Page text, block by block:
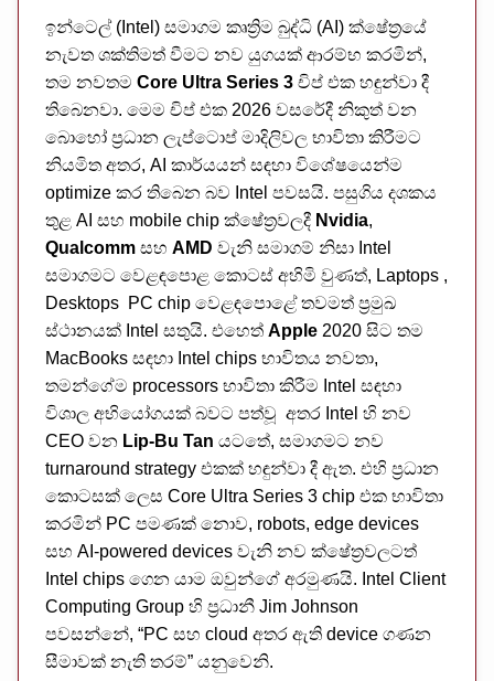
ඉන්ටෙල් (Intel) සමාගම කෘත්‍රිම බුද්ධි (AI) ක්ෂේත්‍රයේ
නැවත ශක්තිමත් වීමට නව යුගයක් ආරම්භ කරමින්,
තම නවතම Core Ultra Series 3 චිප් එක හඳුන්වා දී
තිබෙනවා. මෙම චිප් එක 2026 වසරේදී නිකුත් වන
බොහෝ ප්‍රධාන ලැප්ටොප් මාදිලිවල භාවිතා කිරීමට
නියමිත අතර, AI කාර්යයන් සඳහා විශේෂයෙන්ම
optimize කර තිබෙන බව Intel පවසයි. පසුගිය දශකය
තුළ AI සහ mobile chip ක්ෂේත්‍රවලදී Nvidia,
Qualcomm සහ AMD වැනි සමාගම් නිසා Intel
සමාගමට වෙළඳපොළ කොටස් අහිමි වුණත්, Laptops ,
Desktops PC chip වෙළඳපොළේ තවමත් ප්‍රමුඛ
ස්ථානයක් Intel සතුයි. එහෙත් Apple 2020 සිට තම
MacBooks සඳහා Intel chips භාවිතය නවතා,
තමන්ගේම processors භාවිතා කිරීම Intel සඳහා
විශාල අභියෝගයක් බවට පත්වූ අතර Intel හි නව
CEO වන Lip-Bu Tan යටතේ, සමාගමට නව
turnaround strategy එකක් හඳුන්වා දී ඇත. එහි ප්‍රධාන
කොටසක් ලෙස Core Ultra Series 3 chip එක භාවිතා
කරමින් PC පමණක් නොව, robots, edge devices
සහ AI-powered devices වැනි නව ක්ෂේත්‍රවලටත්
Intel chips ගෙන යාම ඔවුන්ගේ අරමුණයි. Intel Client
Computing Group හි ප්‍රධානී Jim Johnson
පවසන්නේ, “PC සහ cloud අතර ඇති device ගණන
සීමාවක් නැති තරම්” යනුවෙනි.